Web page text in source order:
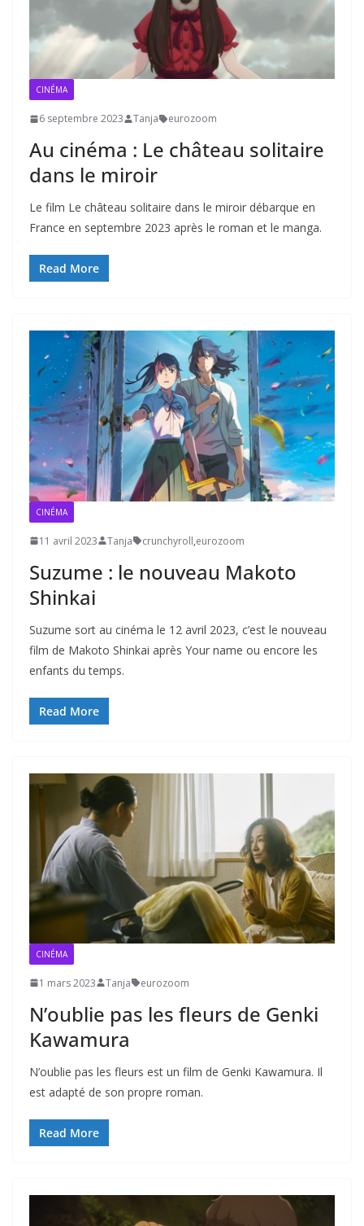
CINÉMA
6 septembre 2023 Tanja eurozoom
Au cinéma : Le château solitaire
dans le miroir
Le film Le château solitaire dans le miroir débarque en
France en septembre 2023 après le roman et le manga.
Read More
CINÉMA
11 avril 2023 Tanja crunchyroll,eurozoom
Suzume : le nouveau Makoto
Shinkai
Suzume sort au cinéma le 12 avril 2023, c’est le nouveau
film de Makoto Shinkai après Your name ou encore les
enfants du temps.
Read More
CINÉMA
1 mars 2023 Tanja eurozoom
N’oublie pas les fleurs de Genki
Kawamura
N’oublie pas les fleurs est un film de Genki Kawamura. Il
est adapté de son propre roman.
Read More